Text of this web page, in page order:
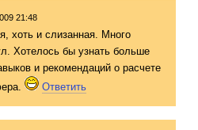
21:48
хоть и слизанная. Много
Хотелось бы узнать больше
и рекомендаций о расчете
Ответить